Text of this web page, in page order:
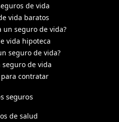
de vida
vida baratos
un seguro de vida?
vida hipoteca
seguro de vida?
seguro de vida
para contratar
seguros
de salud